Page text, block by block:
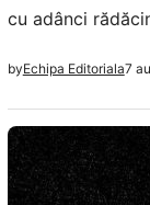
cu adânci
spirituală și
byEchipa Editoriala7